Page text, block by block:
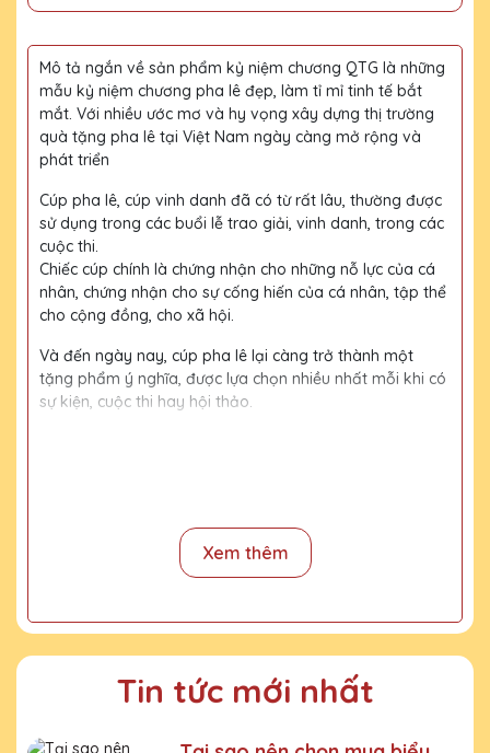
Mô tả ngắn về sản phẩm kỷ niệm chương QTG là những
mẫu kỷ niệm chương pha lê đẹp, làm tỉ mỉ tinh tế bắt
mắt. Với nhiều ước mơ và hy vọng xây dựng thị trường
quà tặng pha lê tại Việt Nam ngày càng mở rộng và
phát triển
Cúp pha lê, cúp vinh danh đã có từ rất lâu, thường được
sử dụng trong các buổi lễ trao giải, vinh danh, trong các
cuộc thi.
Chiếc cúp chính là chứng nhận cho những nỗ lực của cá
nhân, chứng nhận cho sự cống hiến của cá nhân, tập thể
cho cộng đồng, cho xã hội.
Và đến ngày nay, cúp pha lê lại càng trở thành một
tặng phẩm ý nghĩa, được lựa chọn nhiều nhất mỗi khi có
sự kiện, cuộc thi hay hội thảo.
Quy trình sản xuất
Gửi bản vẽ, báo giá khách duyệt
Xem thêm
Tin tức mới nhất